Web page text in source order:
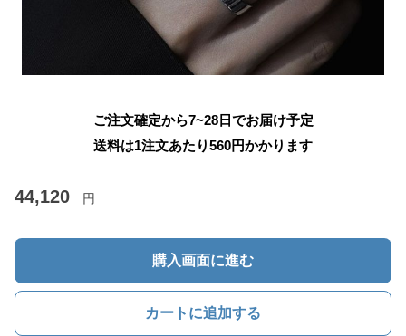
ご注文確定から7~28日でお届け予定
送料は1注文あたり560円かかります
44,120 円
購入画面に進む
カートに追加する